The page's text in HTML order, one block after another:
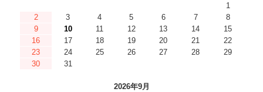
1
2
3 4 5 6 7
8
9
10 11 12 13 14
15
16
17 18 19 20 21
22
23
24 25 26 27 28
29
30
31
2026年9月